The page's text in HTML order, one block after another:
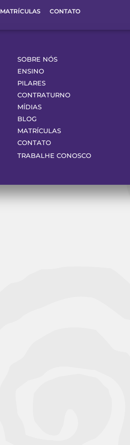
MATRÍCULAS CONTATO
SOBRE NÓS
ENSINO
PILARES
CONTRATURNO
MÍDIAS
BLOG
MATRÍCULAS
CONTATO
TRABALHE CONOSCO